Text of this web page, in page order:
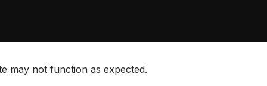
may not function as expected.